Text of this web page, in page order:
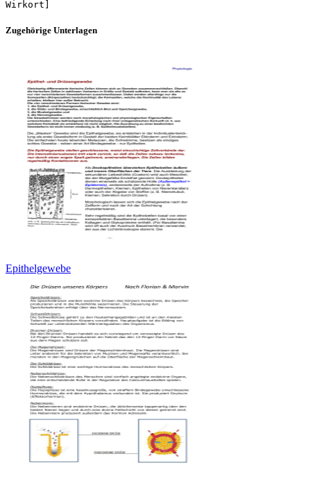
Zugehörige Unterlagen
Epithelgewebe